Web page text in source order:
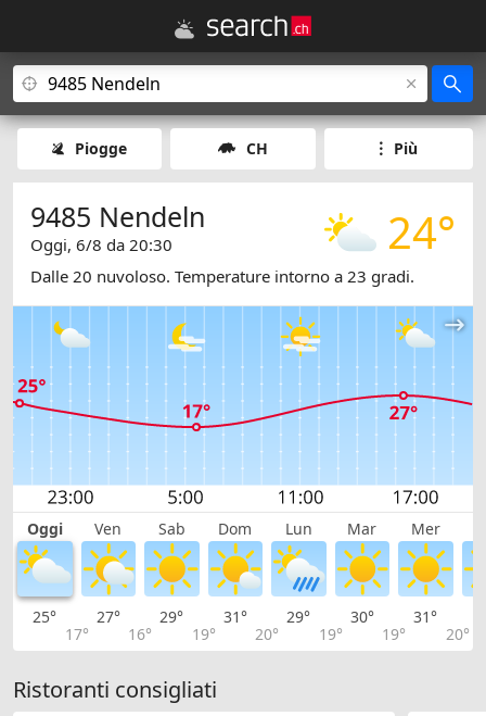
Piogge CH Più
24°
9485 Nendeln
Oggi, 6/8 da 20:30
Dalle 20 nuvoloso. Temperature intorno a 23 gradi.
Oggi Ven Sab Dom Lun Mar Mer
25°
17°
27°
16°
29°
19°
31°
20°
29°
19°
30°
19°
31°
20°
Ristoranti consigliati